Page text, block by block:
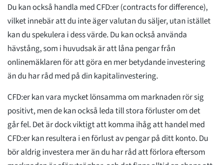
Du kan också handla med CFD:er (contracts for difference),
vilket innebär att du inte äger valutan du säljer, utan istället
kan du spekulera i dess värde. Du kan också använda
hävstång, som i huvudsak är att låna pengar från
onlinemäklaren för att göra en mer betydande investering
än du har råd med på din kapitalinvestering.
CFD:er kan vara mycket lönsamma om marknaden rör sig
positivt, men de kan också leda till stora förluster om det
går fel. Det är dock viktigt att komma ihåg att handel med
CFD:er kan resultera i en förlust av pengar på ditt konto. Du
bör aldrig investera mer än du har råd att förlora eftersom